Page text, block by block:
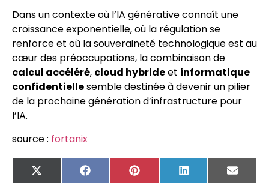
Dans un contexte où l’IA générative connaît une
croissance exponentielle, où la régulation se
renforce et où la souveraineté technologique est au
cœur des préoccupations, la combinaison de
calcul accéléré, cloud hybrideet informatique
confidentiellesemble destinée à devenir un pilier
de la prochaine génération d’infrastructure pour
l’IA.
source : fortanix
X
(Twitter)
FacebookPinterest LinkedIn Email